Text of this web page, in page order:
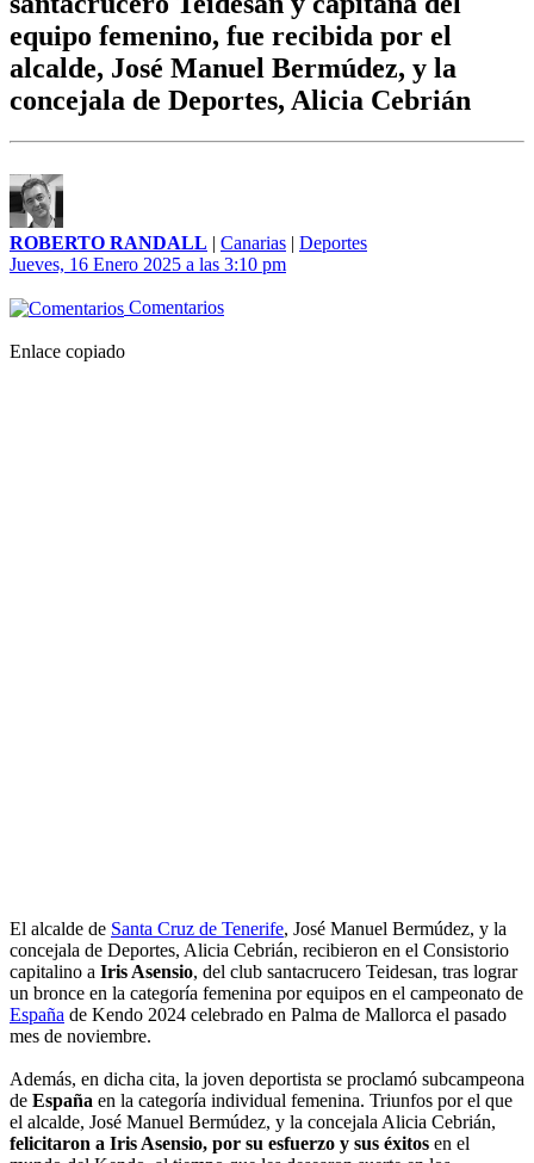
equipo femenino, fue recibida por el
alcalde, José Manuel Bermúdez, y la
concejala de Deportes, Alicia Cebrián
ROBERTO RANDALL | Canarias | Deportes
Jueves, 16 Enero 2025 a las 3:10 pm
Comentarios
Enlace copiado
El alcalde de Santa Cruz de Tenerife, José Manuel Bermúdez, y la
concejala de Deportes, Alicia Cebrián, recibieron en el Consistorio
capitalino a Iris Asensio, del club santacrucero Teidesan, tras lograr
un bronce en la categoría femenina por equipos en el campeonato de
España de Kendo 2024 celebrado en Palma de Mallorca el pasado
mes de noviembre.
Además, en dicha cita, la joven deportista se proclamó subcampeona
de España en la categoría individual femenina. Triunfos por el que
el alcalde, José Manuel Bermúdez, y la concejala Alicia Cebrián,
felicitaron a Iris Asensio, por su esfuerzo y sus éxitos en el